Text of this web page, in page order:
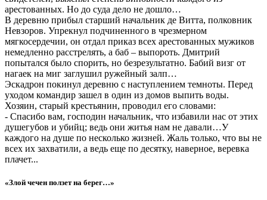
арестованных. Но до суда дело не дошло…
В деревню прибыл старший начальник де Витта, полковник
Невзоров. Упрекнул подчиненного в чрезмерном
мягкосердечии, он отдал приказ всех арестованных мужиков
немедленно расстрелять, а баб – выпороть. Дмитрий
попытался было спорить, но безрезультатно. Бабий визг от
нагаек на миг заглушил ружейный залп…
Эскадрон покинул деревню с наступлением темноты. Перед
уходом командир зашел в один из домов выпить воды.
Хозяин, старый крестьянин, проводил его словами:
- Спасибо вам, господин начальник, что избавили нас от этих
душегубов и убийц; ведь они житья нам не давали…У
каждого на душе по несколько жизней. Жаль только, что вы не
всех их захватили, а ведь еще по десятку, наверное, веревка
плачет...
«Злой чечен ползет на берег…»